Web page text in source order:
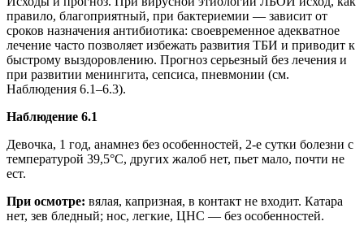
правило, благоприятный, при бактериемии — зависит от
сроков назначения антибиотика: своевременное адекватное
лечение часто позволяет избежать развития ТБИ и приводит к
быстрому выздоровлению. Прогноз серьезный без лечения и
при развитии менингита, сепсиса, пневмонии (см.
Наблюдения 6.1–6.3).
Наблюдение 6.1
Девочка, 1 год, анамнез без особенностей, 2-е сутки болезни с
температурой 39,5°C, других жалоб нет, пьет мало, почти не
ест.
При осмотре: вялая, капризная, в контакт не входит. Катара
нет, зев бледный; нос, легкие, ЦНС — без особенностей.